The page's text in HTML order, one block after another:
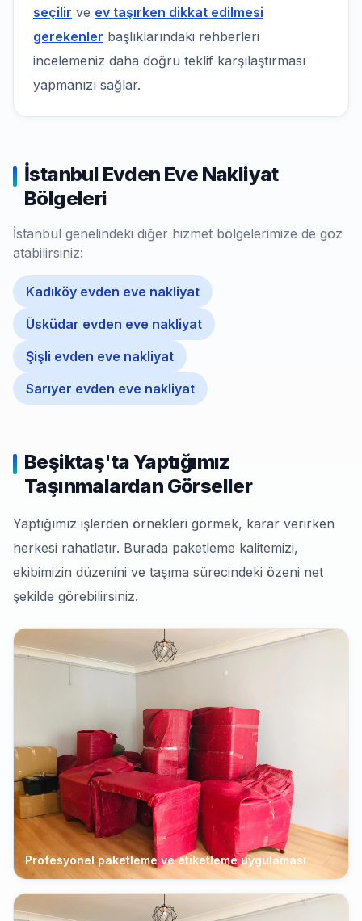
seçilir ve ev taşırken dikkat edilmesi
gerekenler başlıklarındaki rehberleri
incelemeniz daha doğru teklif karşılaştırması
yapmanızı sağlar.
İstanbul Evden Eve Nakliyat
Bölgeleri
İstanbul genelindeki diğer hizmet bölgelerimize de göz
atabilirsiniz:
Kadıköy evden eve nakliyat
Üsküdar evden eve nakliyat
Şişli evden eve nakliyat
Sarıyer evden eve nakliyat
Beşiktaş'ta Yaptığımız
Taşınmalardan Görseller
Yaptığımız işlerden örnekleri görmek, karar verirken
herkesi rahatlatır. Burada paketleme kalitemizi,
ekibimizin düzenini ve taşıma sürecindeki özeni net
şekilde görebilirsiniz.
Profesyonel paketleme ve etiketleme uygulaması